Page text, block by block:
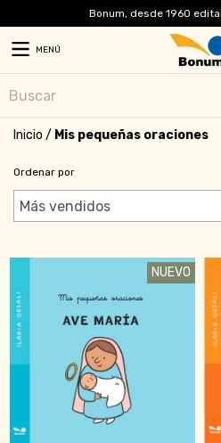
Bonum, desde 1960
MENÚ
Inicio / Mis pequeñas oraciones
Ordenar por
NUEVO